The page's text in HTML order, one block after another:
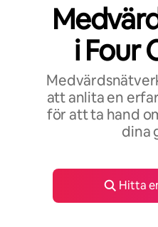
i Four
att anlita en
för att ta hand
dina
Hitta